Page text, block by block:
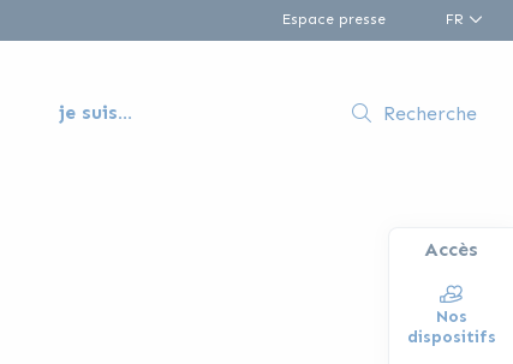
Espace presse FR
je suis... Recherche
Accès
Nos
dispositifs